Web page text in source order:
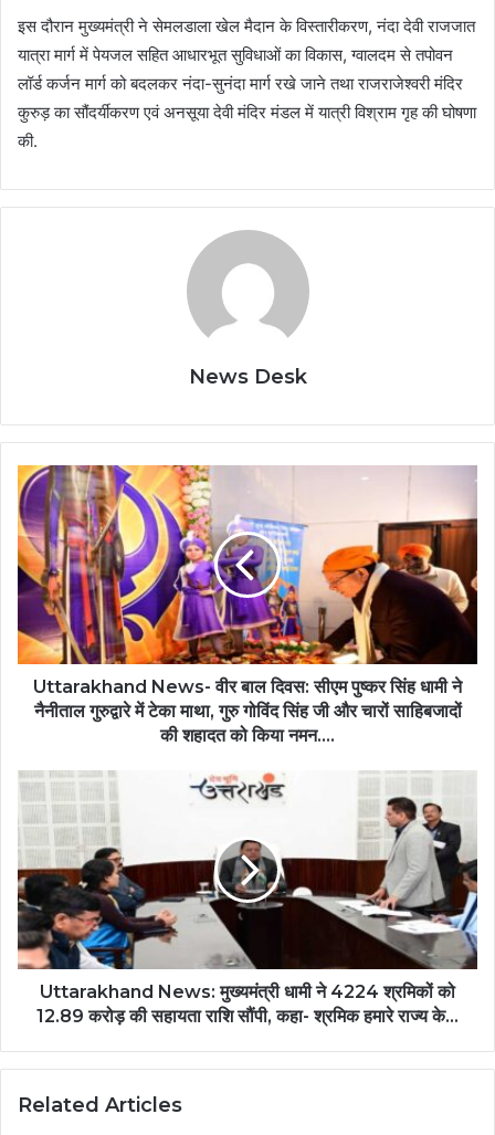
इस दौरान मुख्यमंत्री ने सेमलडाला खेल मैदान के विस्तारीकरण, नंदा देवी राजजात
यात्रा मार्ग में पेयजल सहित आधारभूत सुविधाओं का विकास, ग्वालदम से तपोवन
लॉर्ड कर्जन मार्ग को बदलकर नंदा-सुनंदा मार्ग रखे जाने तथा राजराजेश्वरी मंदिर
कुरुड़ का सौंदर्यीकरण एवं अनसूया देवी मंदिर मंडल में यात्री विश्राम गृह की घोषणा
की.
News Desk
Uttarakhand News- वीर बाल दिवस: सीएम पुष्कर सिंह धामी ने
नैनीताल गुरुद्वारे में टेका माथा, गुरु गोविंद सिंह जी और चारों साहिबजादों
की शहादत को किया नमन….
Uttarakhand News: मुख्यमंत्री धामी ने 4224 श्रमिकों को
12.89 करोड़ की सहायता राशि सौंपी, कहा- श्रमिक हमारे राज्य के…
Related Articles